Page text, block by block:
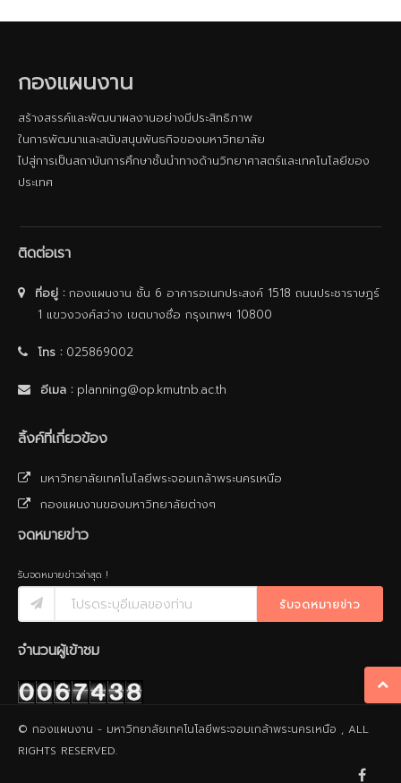
กองแผนงาน
สร้างสรรค์และพัฒนาผลงานอย่างมีประสิทธิภาพ
ในการพัฒนาและสนับสนุนพันธกิจของมหาวิทยาลัย
ไปสู่การเป็นสถาบันการศึกษาชั้นนําทางด้านวิทยาศาสตร์และเทคโนโลยีของ
ประเทศ
ติดต่อเรา
ที่อยู่ :กองแผนงาน ชั้น 6 อาคารอเนกประสงค์ 1518 ถนนประชาราษฎร์
1 แขวงวงศ์สว่าง เขตบางซื่อ กรุงเทพฯ 10800
โทร :025869002
อีเมล : planning@op.kmutnb.ac.th
ลิ้งค์ที่เกี่ยวข้อง
มหาวิทยาลัยเทคโนโลยีพระจอมเกล้าพระนครเหนือ
กองแผนงานของมหาวิทยาลัยต่างๆ
จดหมายข่าว
รับจดหมายข่าวล่าสุด !
รับจดหมายข่าว
จำนวนผู้เข้าชม
© กองแผนงาน - มหาวิทยาลัยเทคโนโลยีพระจอมเกล้าพระนครเหนือ , ALL
RIGHTS RESERVED.